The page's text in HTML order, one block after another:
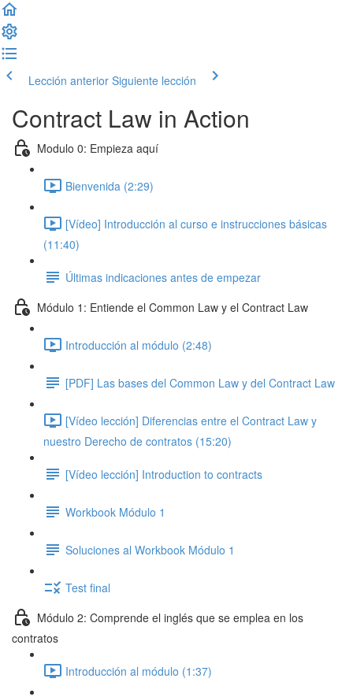
Lección anterior Siguiente lección
Contract Law in Action
Modulo 0: Empieza aquí
Bienvenida (2:29)
[Vídeo] Introducción al curso e instrucciones básicas
(11:40)
Últimas indicaciones antes de empezar
Módulo 1: Entiende el Common Law y el Contract Law
Introducción al módulo (2:48)
[PDF] Las bases del Common Law y del Contract Law
[Vídeo lección] Diferencias entre el Contract Law y
nuestro Derecho de contratos (15:20)
[Vídeo lección] Introduction to contracts
Workbook Módulo 1
Soluciones al Workbook Módulo 1
Test final
Módulo 2: Comprende el inglés que se emplea en los
contratos
Introducción al módulo (1:37)